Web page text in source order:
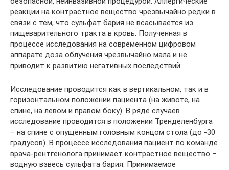
реакции на контрастное вещество чрезвычайно редки в
связи с тем, что сульфат бария не всасывается из
пищеварительного тракта в кровь. Полученная в
процессе исследования на современном цифровом
аппарате доза облучения чрезвычайно мала и не
приводит к развитию негативных последствий.
Исследование проводится как в вертикальном, так и в
горизонтальном положении пациента (на животе, на
спине, на левом и правом боку). В ряде случаев
исследование проводится в положении Тренделенбурга
– на спине с опущенным головным концом стола (до -30
градусов). В процессе исследования пациент по команде
врача-рентгенолога принимает контрастное вещество –
водную взвесь сульфата бария. Принимаемое